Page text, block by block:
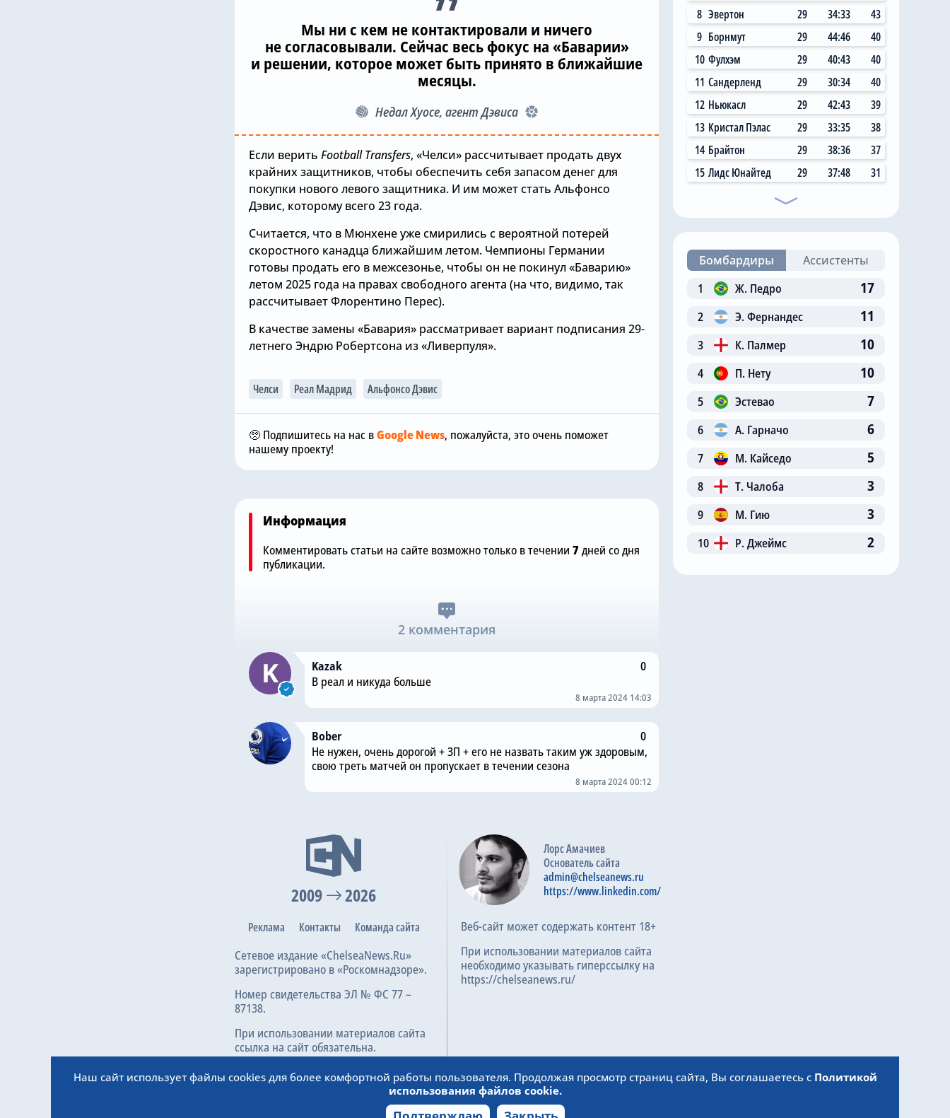
Мы ни с кем не контактировали и ничего
не согласовывали. Сейчас весь фокус на «Баварии»
и решении, которое может быть принято в ближайшие
месяцы.
Недал Хуосе, агент Дэвиса
Если верить Football Transfers, «Челси» рассчитывает продать двух
крайних защитников, чтобы обеспечить себя запасом денег для
покупки нового левого защитника. И им может стать Альфонсо
Дэвис, которому всего 23 года.
Считается, что в Мюнхене уже смирились с вероятной потерей
скоростного канадца ближайшим летом. Чемпионы Германии
готовы продать его в межсезонье, чтобы он не покинул «Баварию»
летом 2025 года на правах свободного агента (на что, видимо, так
рассчитывает Флорентино Перес).
В качестве замены «Бавария» рассматривает вариант подписания 29-
летнего Эндрю Робертсона из «Ливерпуля».
Челси Реал Мадрид Альфонсо Дэвис
🥺 Подпишитесь на нас вGoogle News, пожалуйста, это очень поможет
нашему проекту!
Мойзес Кайседо
невероятно рад видеть
новичка «Челси» в
Сегодня, 12:00
«Челси» не собирается
покупать нового вратаря,
и доволен Робертом
совершил добрый
поступок в «Челси», чтобы
сыграть в матче
поборются за £75-
«Челси»
Информация
Комментировать статьи на сайте возможно только в течении 7дней со дня
публикации.
2 комментария
Kazak
0
В реал и никуда больше
8 марта 2024 14:03
Bober
0
Не нужен, очень дорогой + ЗП + его не назвать таким уж здоровым,
свою треть матчей он пропускает в течении сезона
8 марта 2024 00:12
8 Эвертон 29 34:33
43
9 Борнмут 29 44:46
40
10 Фулхэм 29 40:43
40
11 Сандерленд 29 30:34
40
12 Ньюкасл 29 42:43
39
13 Кристал Пэлас 29 33:35
38
14 Брайтон 29 38:36
37
15 Лидс Юнайтед 29 37:48 31
Бомбардиры
Ассистенты
1
Ж. Педро 17
2 Э. Фернандес 11
3 К. Палмер 10
4 П. Нету 10
5 Эстевао 7
6 А. Гарначо 6
7 М. Кайседо 5
8 Т. Чалоба 3
9 М. Гию 3
10 Р. Джеймс 2
2009 2026
Реклама Контакты
Команда сайта
Сетевое издание «ChelseaNews.Ru»
зарегистрировано в «Роскомнадзоре».
Номер свидетельства ЭЛ № ФС 77 –
87138.
При использовании материалов сайта
ссылка на сайт обязательна.
Лорс Амачиев
Основатель сайта
admin@chelseanews.ru
https://www.linkedin.com/
Веб-сайт может содержать контент 18+
При использовании материалов сайта
необходимо указывать гиперссылку на
https://chelseanews.ru/
Наш сайт использует файлы cookies для более комфортной работы пользователя. Продолжая просмотр страниц сайта, Вы соглашаетесь с Политикой
использования файлов cookie.